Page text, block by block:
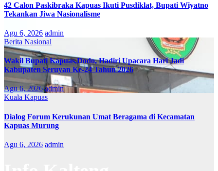
42 Calon Paskibraka Kapuas Ikuti Pusdiklat, Bupati Wiyatno
Tekankan Jiwa Nasionalisme
Agu 6, 2026 admin
Berita Nasional
Wakil Bupati Kapuas,Dodo, Hadiri Upacara Hari Jadi
Kabupaten Seruyan Ke-24 Tahun 2026
Agu 6, 2026 admin
Kuala Kapuas
Dialog Forum Kerukunan Umat Beragama di Kecamatan
Kapuas Murung
Agu 6, 2026 admin